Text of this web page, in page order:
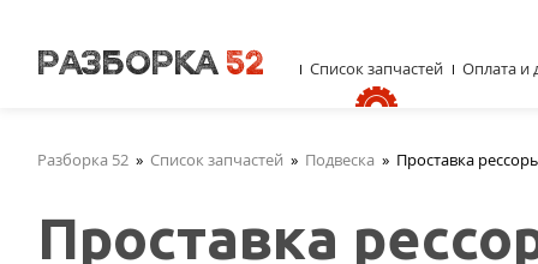
Разборка 52 » Список запчастей » Подвеска » Проставка
Проставка
Список запчастей Оплата и